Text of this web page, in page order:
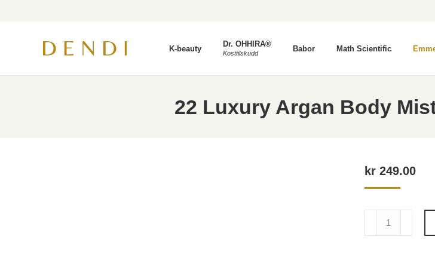
K-beauty Dr. OHHIRA®
Kosttilskudd
Babor Math Scientific
22 Luxury Argan Body
kr 249.00